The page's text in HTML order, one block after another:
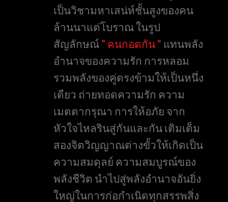
เป็นวิชามหาเสน่ห์ชั้นสูงของคน
ล้านนาแต่โบราณ ในรูป
สัญลักษณ์ ” คนกอดกัน “ แทนพลัง
อำนาจของความรัก การหลอม
รวมพลังของคู่ตรงข้ามให้เป็นหนึ่ง
เดียว ถ่ายทอดความรัก ความ
เมตตากรุณา การให้อภัย จาก
หัวใจไหลรินสู่กันและกัน เติมเต็ม
สองจิตวิญญาณต่างขั้วให้เกิดเป็น
ความสมดุลย์ ความสมบูรณ์ของ
พลังชีวิต นำไปสู่พลังอำนาจอันยิ่ง
ใหญ่ในการก่อกำเนิดทุกสรรพสิ่ง